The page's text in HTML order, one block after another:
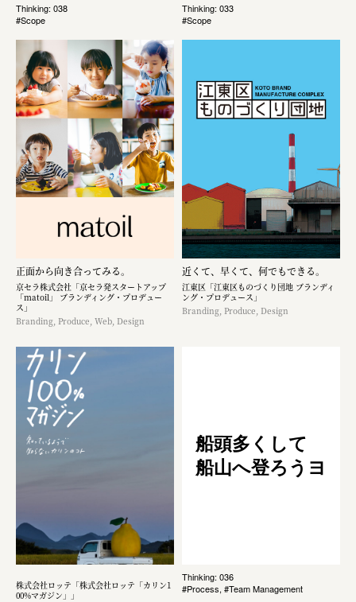
Thinking: 038
#Scope
Thinking: 033
#Scope
正面から向き合ってみる。
京セラ株式会社「京セラ発スタートアップ
「matoil」 ブランディング・プロデュー
ス」
Branding, Produce, Web, Design
近くて、早くて、何でもできる。
江東区「江東区ものづくり団地 ブランディ
ング・プロデュース」
Branding, Produce, Design
株式会社ロッテ「株式会社ロッテ「カリン1
00%マガジン」」
船頭多くして
船山へ登ろうヨ
Thinking: 036
#Process, #Team Management